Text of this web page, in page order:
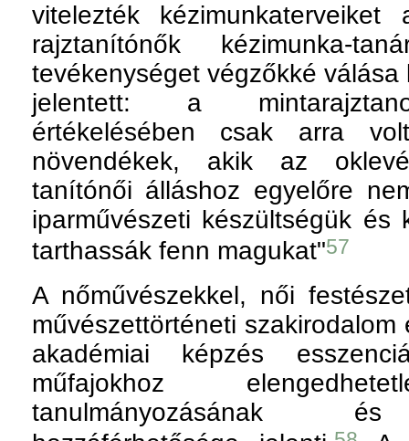
vitelezték kézimunkaterveiket
rajztanítónők kézimunka-
tevékenységet végzőkké
jelentett: a
értékelésében csak arra
növendékek, akik az
tanítónői álláshoz egyelőre
iparművészeti készültségük és
tarthassák fenn magukat"57
A nőművészekkel, női
művészettörténeti
akadémiai képzés
műfajokhoz
tanulmányozásának és